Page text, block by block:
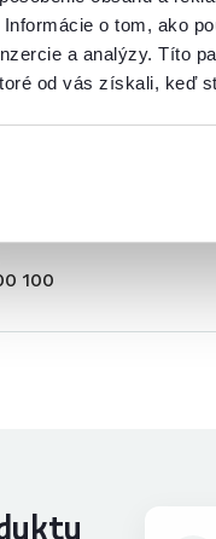
o tom, ako
a analýzy. Títo
od vás získali, keď
a my vám radi
100